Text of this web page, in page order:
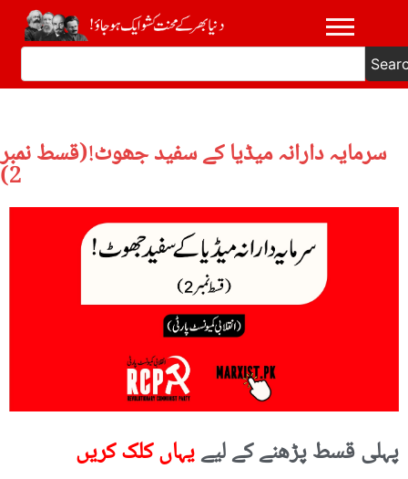
سرمایہ دارانہ میڈیا کے سفید جھوٹ!(قسط نمبر
2)
پہلی قسط پڑھنے کے لیےیہاں کلک کریں